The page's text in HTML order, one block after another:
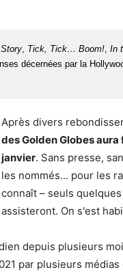
, Tick, Tick… Boom!, In
décernées par la
Après divers
des Golden Globes
janvier. Sans presse,
les nommés... pour les
connaît – seuls quelques
assisteront. On s'est
depuis plusieurs
par plusieurs